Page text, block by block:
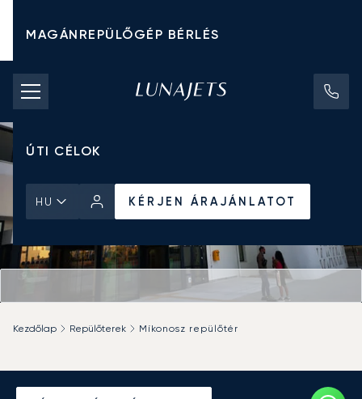
MAGÁNREPÜLŐGÉP BÉRLÉS
CHARTER ÁRAK
MAGÁNREPÜLŐGÉPEK
ÚTI CÉLOK
HU KÉRJEN ÁRAJÁNLATOT
Kezdőlap Repülőterek Míkonosz repülőtér
Magánrepülőgép bérlése a